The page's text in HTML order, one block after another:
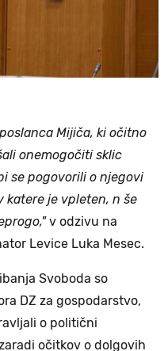
Mijiča, ki očitno
onemogočiti sklic
se pogovorili o njegovi
katere je vpleten, n še
v odzivu na
Levice Luka Mesec.
Svoboda so
DZ za gospodarstvo,
o politični
očitkov o dolgovih